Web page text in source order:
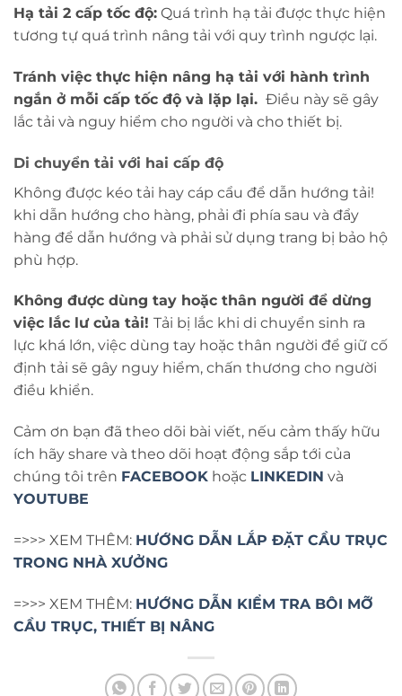
Hạ tải 2 cấp tốc độ: Quá trình hạ tải được thực hiện
tương tự quá trình nâng tải với quy trình ngược lại.
Tránh việc thực hiện nâng hạ tải với hành trình
ngắn ở mỗi cấp tốc độ và lặp lại. Điều này sẽ gây
lắc tải và nguy hiểm cho người và cho thiết bị.
Di chuyển tải với hai cấp độ
Không được kéo tải hay cáp cẩu để dẫn hướng tải!
khi dẫn hướng cho hàng, phải đi phía sau và đẩy
hàng để dẫn hướng và phải sử dụng trang bị bảo hộ
phù hợp.
Không được dùng tay hoặc thân người để dừng
việc lắc lư của tải! Tải bị lắc khi di chuyển sinh ra
lực khá lớn, việc dùng tay hoặc thân người để giữ cố
định tải sẽ gây nguy hiểm, chấn thương cho người
điều khiển.
Cảm ơn bạn đã theo dõi bài viết, nếu cảm thấy hữu
ích hãy share và theo dõi hoạt động sắp tới của
chúng tôi trên FACEBOOK hoặc LINKEDIN và
YOUTUBE
=>>> XEM THÊM: HƯỚNG DẪN LẮP ĐẶT CẦU TRỤC
TRONG NHÀ XƯỞNG
=>>> XEM THÊM: HƯỚNG DẪN KIỂM TRA BÔI MỠ
CẦU TRỤC, THIẾT BỊ NÂNG